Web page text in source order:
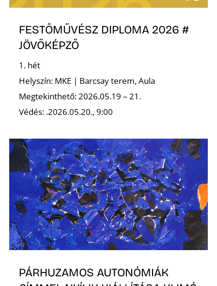
FESTŐMŰVÉSZ DIPLOMA 2026 #
JÖVŐKÉPZŐ
1. hét
Helyszín: MKE | Barcsay terem, Aula
Megtekinthető: 2026.05.19 – 21.
Védés: .2026.05.20., 9:00
PÁRHUZAMOS AUTONÓMIÁK